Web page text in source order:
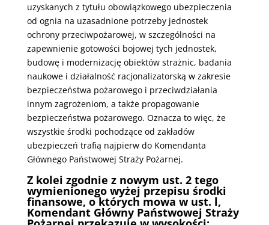
uzyskanych z tytułu obowiązkowego ubezpieczenia
od ognia na uzasadnione potrzeby jednostek
ochrony przeciwpożarowej, w szczególności na
zapewnienie gotowości bojowej tych jednostek,
budowę i modernizację obiektów strażnic, badania
naukowe i działalność racjonalizatorską w zakresie
bezpieczeństwa pożarowego i przeciwdziałania
innym zagrożeniom, a także propagowanie
bezpieczeństwa pożarowego. Oznacza to więc, że
wszystkie środki pochodzące od zakładów
ubezpieczeń trafią najpierw do Komendanta
Głównego Państwowej Straży Pożarnej.
Z kolei zgodnie z nowym ust. 2 tego
wymienionego wyżej przepisu środki
finansowe, o których mowa w ust. l,
Komendant Główny Państwowej Straży